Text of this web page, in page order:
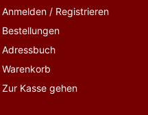
Anmelden / Registrieren
Bestellungen
Adressbuch
Warenkorb
Zur Kasse gehen